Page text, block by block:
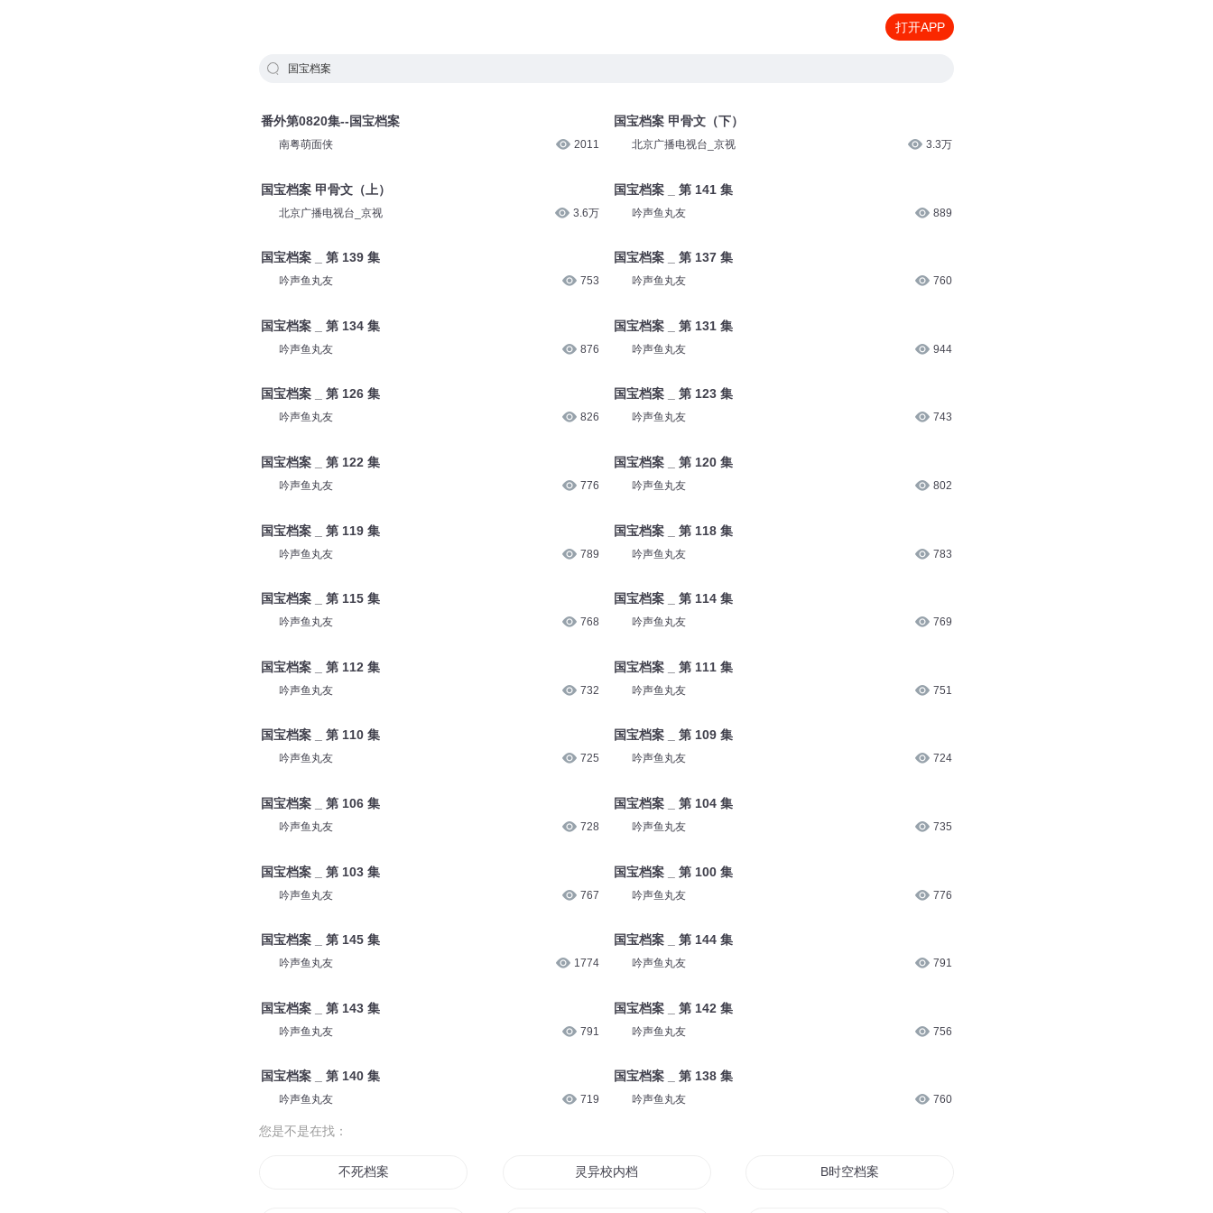
打开APP
国宝档案
番外第0820集--国宝档案
南粤萌面侠 2011
国宝档案 甲骨文（上）
北京广播电视台_京视 3.6万
国宝档案 _ 第 139 集
吟声鱼丸友 753
国宝档案 _ 第 134 集
吟声鱼丸友 876
国宝档案 _ 第 126 集
吟声鱼丸友 826
国宝档案 _ 第 122 集
吟声鱼丸友 776
国宝档案 _ 第 119 集
吟声鱼丸友 789
国宝档案 _ 第 115 集
吟声鱼丸友 768
国宝档案 _ 第 112 集
吟声鱼丸友 732
国宝档案 _ 第 110 集
吟声鱼丸友 725
国宝档案 _ 第 106 集
吟声鱼丸友 728
国宝档案 _ 第 103 集
吟声鱼丸友 767
国宝档案 _ 第 145 集
吟声鱼丸友 1774
国宝档案 _ 第 143 集
吟声鱼丸友 791
国宝档案 _ 第 140 集
吟声鱼丸友 719
国宝档案 甲骨文（下）
北京广播电视台_京视 3.3万
国宝档案 _ 第 141 集
吟声鱼丸友 889
国宝档案 _ 第 137 集
吟声鱼丸友 760
国宝档案 _ 第 131 集
吟声鱼丸友 944
国宝档案 _ 第 123 集
吟声鱼丸友 743
国宝档案 _ 第 120 集
吟声鱼丸友 802
国宝档案 _ 第 118 集
吟声鱼丸友 783
国宝档案 _ 第 114 集
吟声鱼丸友 769
国宝档案 _ 第 111 集
吟声鱼丸友 751
国宝档案 _ 第 109 集
吟声鱼丸友 724
国宝档案 _ 第 104 集
吟声鱼丸友 735
国宝档案 _ 第 100 集
吟声鱼丸友 776
国宝档案 _ 第 144 集
吟声鱼丸友 791
国宝档案 _ 第 142 集
吟声鱼丸友 756
国宝档案 _ 第 138 集
吟声鱼丸友 760
您是不是在找：
不死档案 灵异校内档案 B时空档案